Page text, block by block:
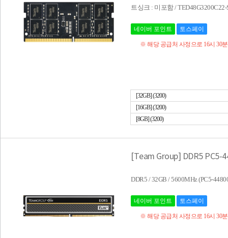
트싱크 : 미포함 / TED48G3200C22-
네이버 포인트 토스페이
※ 해당 공급처 사정으로 16시 30
[32GB] (3200)
[16GB] (3200)
[8GB] (3200)
[Team Group] DDR5 PC5-
DDR5 / 32GB / 5600MHz (PC5-
네이버 포인트 토스페이
※ 해당 공급처 사정으로 16시 30